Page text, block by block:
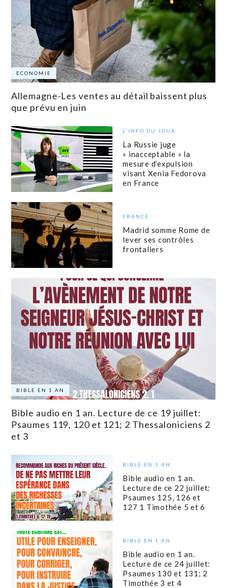
ECONOMIE
Allemagne-Les ventes au détail baissent plus
que prévu en juin
L'INFO DU JOUR
La Russie juge
« inacceptable » la
mesure d’expulsion
visant Xenia Fedorova
en France
FRANCE
Madrid somme Rome de
lever ses contrôles
frontaliers
BIBLE EN 1 AN
Bible audio en 1 an. Lecture de ce 19 juillet:
Psaumes 119, 120 et 121; 2 Thessaloniciens 2
et 3
BIBLE EN 1 AN
Bible audio en 1 an.
Lecture de ce 22 juillet:
Psaumes 125, 126 et
127 1 Timothée 5 et 6
BIBLE EN 1 AN
Bible audio en 1 an.
Lecture de ce 24 juillet:
Psaumes 130 et 131; 2
Timothée 3 et 4